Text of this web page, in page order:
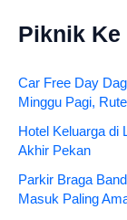
Piknik Ke
Car Free Day
Minggu Pagi,
Hotel Keluarga di
Akhir Pekan
Parkir Braga
Masuk Paling